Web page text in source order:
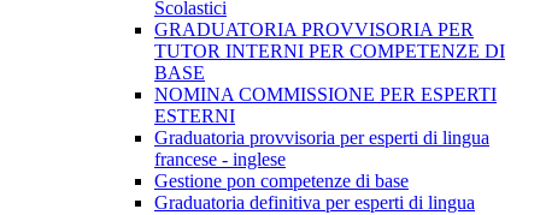
Scolastici
GRADUATORIA PROVVISORIA PER
TUTOR INTERNI PER COMPETENZE DI
BASE
NOMINA COMMISSIONE PER ESPERTI
ESTERNI
Graduatoria provvisoria per esperti di lingua
francese - inglese
Gestione pon competenze di base
Graduatoria definitiva per esperti di lingua